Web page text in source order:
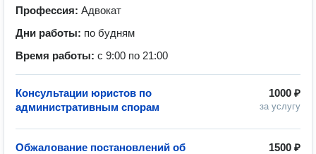
Профессия: Адвокат
Дни работы: по будням
Время работы: с 9:00 по 21:00
1000 ₽
за услугу
Консультации юристов по
административным спорам
1500 ₽
Обжалование постановлений об